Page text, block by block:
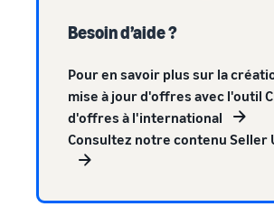
Besoin d’aide ?
Pour en savoir plus sur la
mise à jour d'offres avec l'outil
d'offres à l'international
Consultez notre contenu Seller